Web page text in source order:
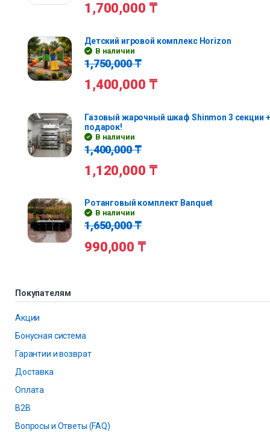
1,700,000 ₸
Детский игровой комплекс Horizon
В наличии
1,750,000₸
1,400,000 ₸
Газовый жарочный шкаф Shinmon 3 секции
подарок!
В наличии
1,400,000₸
1,120,000 ₸
Ротанговый комплект Banquet
В наличии
1,650,000₸
990,000 ₸
Покупателям
Акции
Бонусная система
Гарантии и возврат
Доставка
Оплата
B2B
Вопросы и Ответы (FAQ)